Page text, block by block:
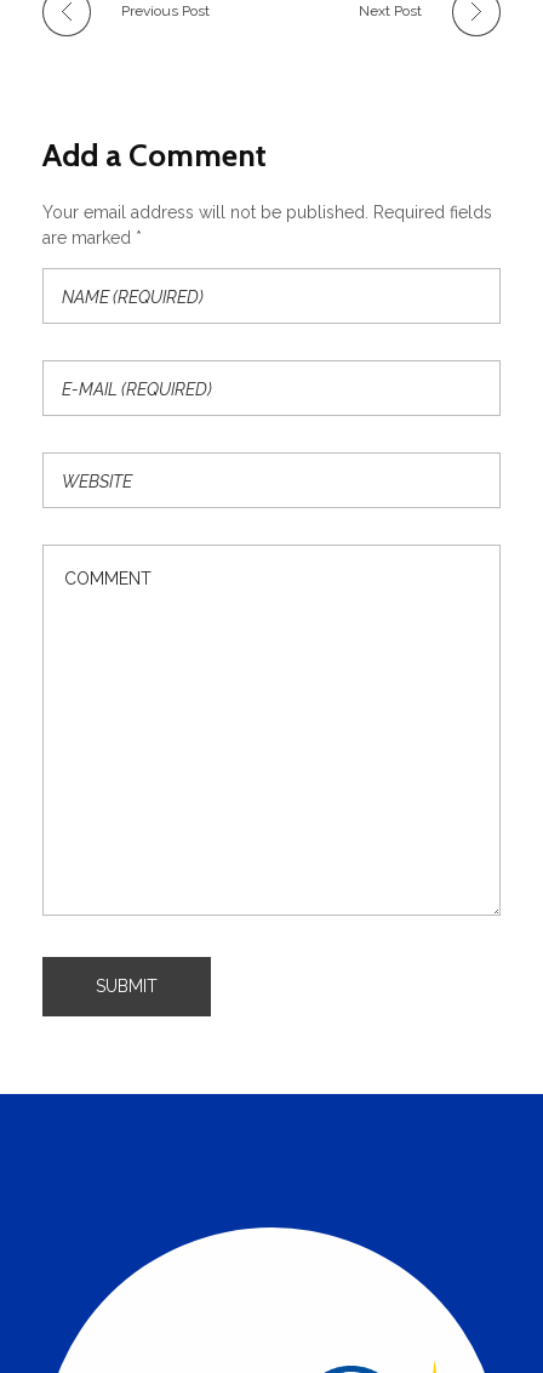
Previous Post Next Post
Add a Comment
Your email address will not be published. Required fields
are marked *